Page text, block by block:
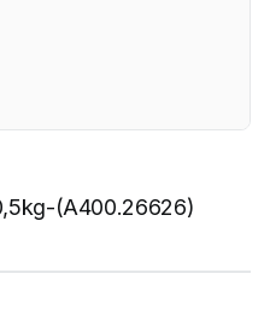
(A400.26626)